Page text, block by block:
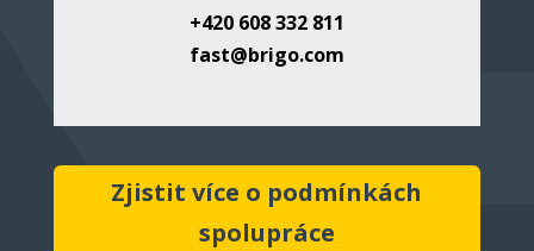
+420 608 332 811
fast@brigo.com
Zjistit více o podmínkách
spolupráce